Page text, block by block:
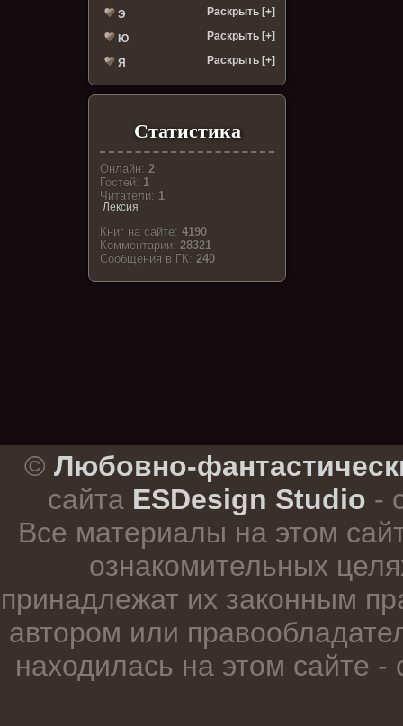
Э Раскрыть [+]
Ю Раскрыть [+]
Я Раскрыть [+]
Статистика
Онлайн:2
Гостей: 1
Читатели: 1
Лексия
Книг на сайте:4190
Комментарии:28321
Cообщения в ГК:240
© Любовно-
сайта ESDesign Studio -
Все материалы на этом
ознакомительных
принадлежат их законным
автором или
находилась на этом сайте